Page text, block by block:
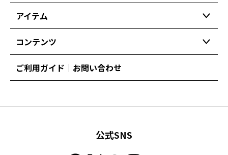
アイテム
コンテンツ
ご利用ガイド｜お問い合わせ
公式SNS